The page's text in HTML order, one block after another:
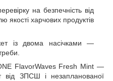
на безпечність від
якості харчових продуктів
із двома насічками —
FlavorWaves Fresh Mint —
від ЗПСШ і незапланованої